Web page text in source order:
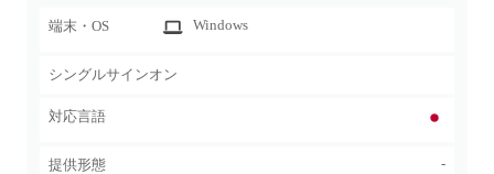
端末・OS Windows
シングルサインオン
対応言語
提供形態 -